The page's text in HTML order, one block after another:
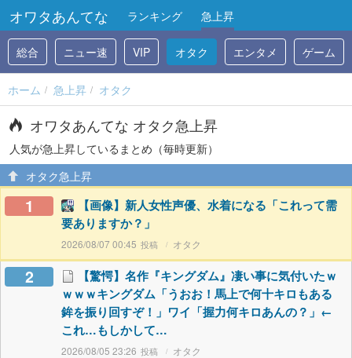
オワタあんてな ランキング 急上昇
総合 ニュー速 VIP オタク エンタメ ゲーム
ホーム 急上昇 オタク
オワタあんてな オタク急上昇
人気が急上昇しているまとめ（毎時更新）
オタク急上昇
1
【画像】新人女性声優、水着になる「これって需
要ありますか？」
2026/08/07 00:45 オタク
2
【驚愕】名作『キングダム』凄い事に気付いたｗ
ｗｗｗキングダム「うおお！馬上で何十キロもある
鉾を振り回すぞ！」ワイ「握力何キロあんの？」←
これ…もしかして…
2026/08/05 23:26 オタク